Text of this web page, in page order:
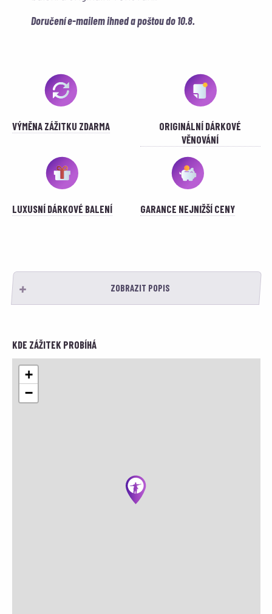
Doručení e-mailem ihned a poštou do 10.8.
VÝMĚNA ZÁŽITKU ZDARMA
ORIGINÁLNÍ DÁRKOVÉ
VĚNOVÁNÍ
LUXUSNÍ DÁRKOVÉ BALENÍ GARANCE NEJNIŽŠÍ CENY
ZOBRAZIT POPIS
KDE ZÁŽITEK PROBÍHÁ
+
−